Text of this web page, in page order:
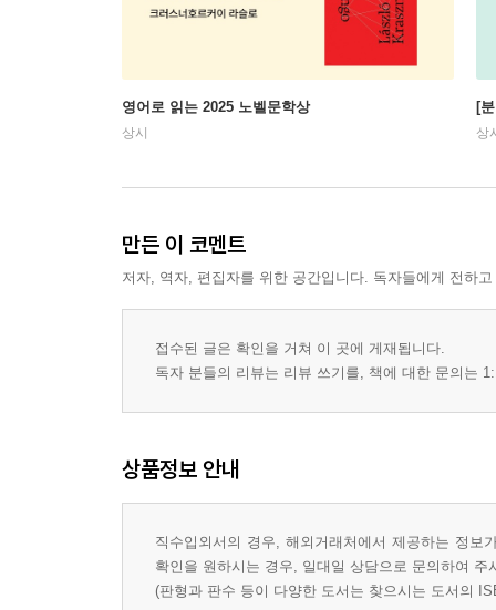
영어로 읽는 2025 노벨문학상
상시
[
상
만든 이 코멘트
저자, 역자, 편집자를 위한 공간입니다. 독자들에게 전하
접수된 글은 확인을 거쳐 이 곳에 게재됩니다.
독자 분들의 리뷰는 리뷰 쓰기를, 책에 대한 문의는
상품정보 안내
직수입외서의 경우, 해외거래처에서 제공하는 정
확인을 원하시는 경우, 일대일 상담으로 문의하여 주
(판형과 판수 등이 다양한 도서는 찾으시는 도서의